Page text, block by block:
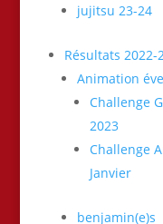
jujitsu 23-24
Résultats 2022-
Animation
Challenge
2023
Challenge
Janvier
benjamin(e)s